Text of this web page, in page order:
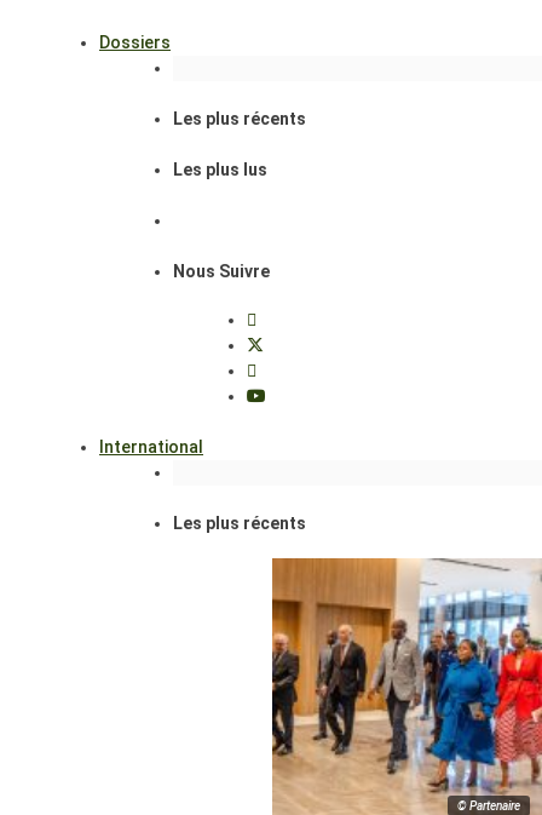
Dossiers
Les plus récents
Les plus lus
Nous Suivre
International
Les plus récents
© Partenaire